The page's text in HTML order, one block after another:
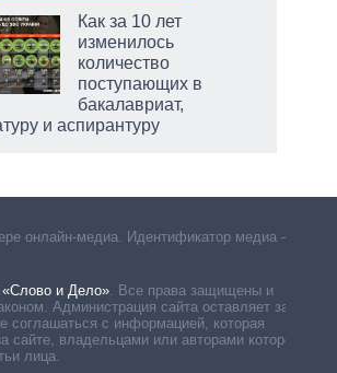
Как за 10 лет
изменилось
количество
поступающих в
бакалавриат,
и аспирантуру
онлайн-медиа. Идентификатор медиа –
«Слово и Дело»
Все права защищены и
Администрация сайта оставляет за
соглашаться с информацией, которая
сайте, владельцами или авторами которой
лица.